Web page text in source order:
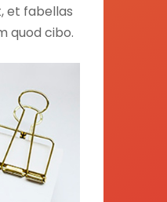
et fabellas
quod cibo.